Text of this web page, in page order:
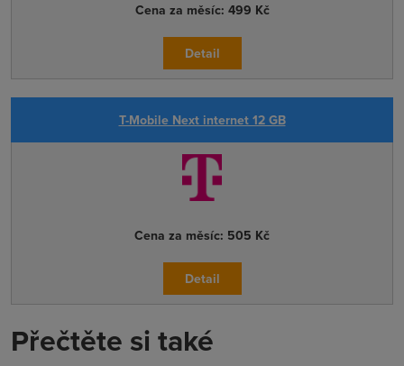
Cena za měsíc: 499 Kč
Detail
T-Mobile Next internet 12 GB
Cena za měsíc: 505 Kč
Detail
Přečtěte si také